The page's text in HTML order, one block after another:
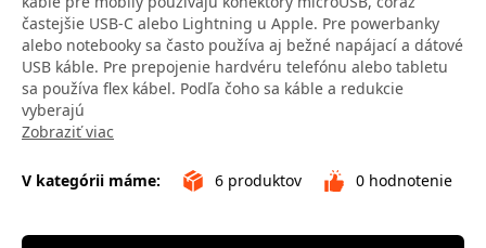
častejšie USB-C alebo Lightning u Apple. Pre powerbanky
alebo notebooky sa často používa aj bežné napájací a dátové
USB káble. Pre prepojenie hardvéru telefónu alebo tabletu
sa používa flex kábel. Podľa čoho sa káble a redukcie
vyberajú
Zobraziť viac
V kategórii máme: 6 produktov 0 hodnotenie